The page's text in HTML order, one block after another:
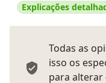
Explicações
Todas as
isso os
para alterar